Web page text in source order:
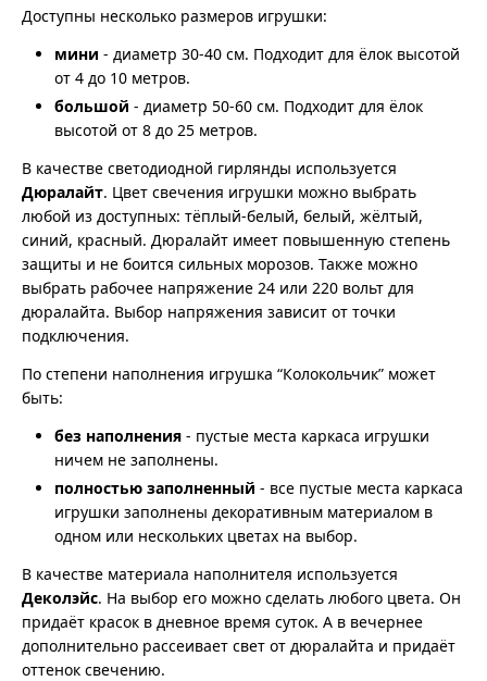
Доступны несколько размеров игрушки:
мини - диаметр 30-40 см. Подходит для ёлок высотой
от 4 до 10 метров.
большой - диаметр 50-60 см. Подходит для ёлок
высотой от 8 до 25 метров.
В качестве светодиодной гирлянды используется
Дюралайт. Цвет свечения игрушки можно выбрать
любой из доступных: тёплый-белый, белый, жёлтый,
синий, красный. Дюралайт имеет повышенную степень
защиты и не боится сильных морозов. Также можно
выбрать рабочее напряжение 24 или 220 вольт для
дюралайта. Выбор напряжения зависит от точки
подключения.
По степени наполнения игрушка “Колокольчик” может
быть:
без наполнения - пустые места каркаса игрушки
ничем не заполнены.
полностью заполненный - все пустые места каркаса
игрушки заполнены декоративным материалом в
одном или нескольких цветах на выбор.
В качестве материала наполнителя используется
Деколэйс. На выбор его можно сделать любого цвета. Он
придаёт красок в дневное время суток. А в вечернее
дополнительно рассеивает свет от дюралайта и придаёт
оттенок свечению.